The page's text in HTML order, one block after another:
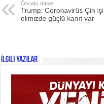
Önceki Haber
Trump: Coronavirüs Çin işi
elimizde güçlü kanıt var
İlgili Yazılar